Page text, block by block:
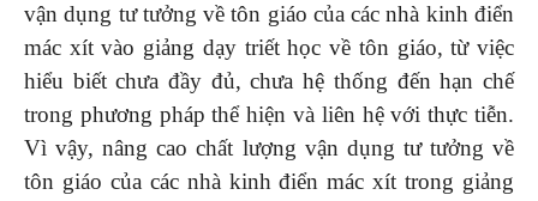
vận dụng tư tưởng về tôn giáo của các nhà kinh điển
mác xít vào giảng dạy triết học về tôn giáo, từ việc
hiểu biết chưa đầy đủ, chưa hệ thống đến hạn chế
trong phương pháp thể hiện và liên hệ với thực tiễn.
Vì vậy, nâng cao chất lượng vận dụng tư tưởng về
tôn giáo của các nhà kinh điển mác xít trong giảng